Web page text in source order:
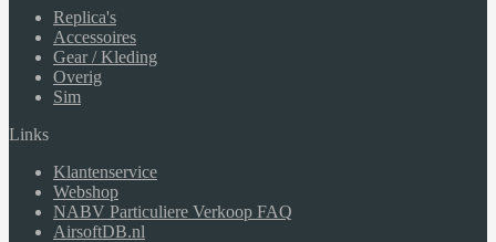
Replica's
Accessoires
Gear / Kleding
Overig
Sim
Links
Klantenservice
Webshop
NABV Particuliere Verkoop FAQ
AirsoftDB.nl